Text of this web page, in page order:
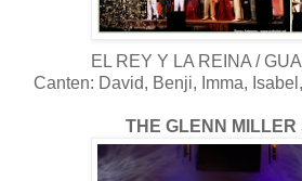
EL REY Y LA REINA /
Canten: David, Benji, Imma,
THE GLENN MILLER